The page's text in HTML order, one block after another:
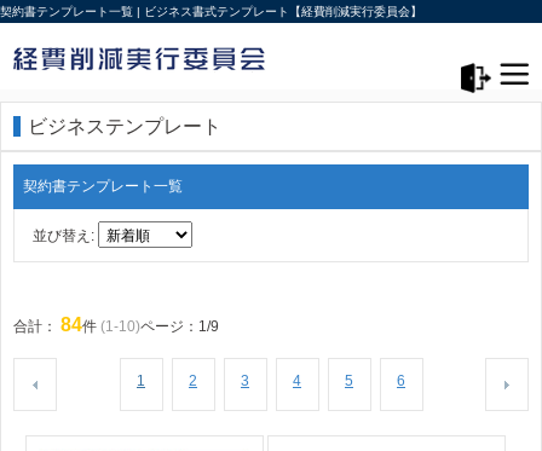
契約書テンプレート一覧 | ビジネス書式テンプレート【経費削減実行委員会】
ビジネステンプレート
契約書テンプレート一覧
並び替え:
合計： 84件 (1-10)ページ：1/9
1 2 3 4 5 6